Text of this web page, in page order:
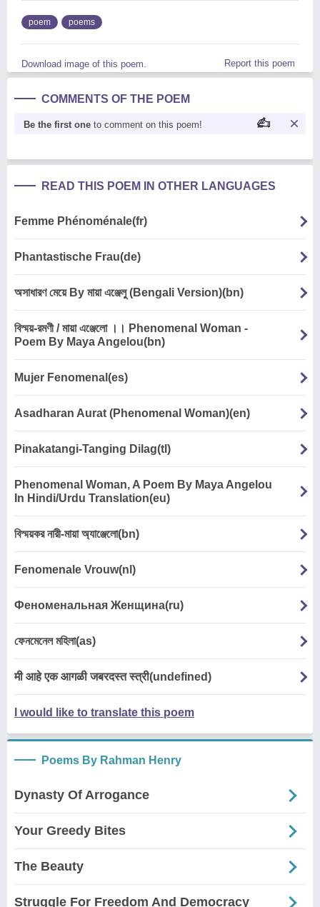
poem poems
Download image of this poem. Report this poem
COMMENTS OF THE POEM
Be the first one to comment on this poem!
READ THIS POEM IN OTHER LANGUAGES
Femme Phénoménale(fr)
Phantastische Frau(de)
অসাধারণ মেয়ে By মায়া এঞ্জেলু (Bengali Version)(bn)
বিস্ময়-রমণী / মায়া এঞ্জেলো ।। Phenomenal Woman -
Poem By Maya Angelou(bn)
Mujer Fenomenal(es)
Asadharan Aurat (Phenomenal Woman)(en)
Pinakatangi-Tanging Dilag(tl)
Phenomenal Woman, A Poem By Maya Angelou
In Hindi/Urdu Translation(eu)
বিস্ময়কর নারী-মায়া অ্যাঞ্জেলো(bn)
Fenomenale Vrouw(nl)
Феноменальная Женщина(ru)
ফেনমেনেল মহিলা(as)
मी आहे एक आगळी जबरदस्त स्त्री(undefined)
I would like to translate this poem
Poems By Rahman Henry
Dynasty Of Arrogance
Your Greedy Bites
The Beauty
Struggle For Freedom And Democracy